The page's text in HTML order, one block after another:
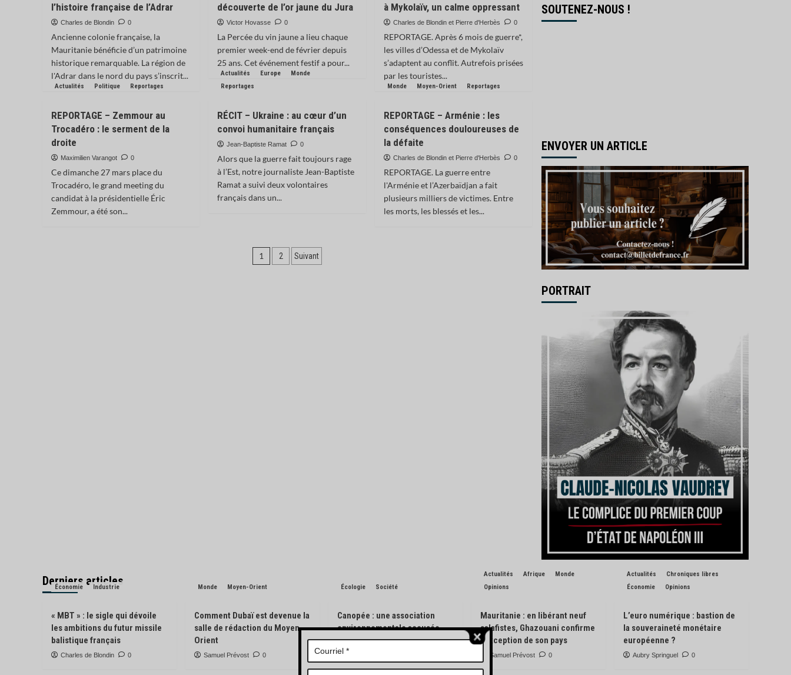
l’histoire française de l’Adrar
Charles de Blondin 0
Ancienne colonie française, la
Mauritanie bénéficie d’un patrimoine
historique remarquable. La région de
l'Adrar dans le nord du pays s’inscrit...
découverte de l’or jaune du Jura
Victor Hovasse 0
La Percée du vin jaune a lieu chaque
premier week-end de février depuis
25 ans. Cet événement festif a pour...
à Mykolaïv, un calme oppressant
Charles de Blondin et Pierre d'Herbès 0
REPORTAGE. Après 6 mois de guerre*,
les villes d’Odessa et de Mykolaïv
s’adaptent au conflit. Autrefois prisées
par les touristes...
Actualités Politique Reportages
REPORTAGE – Zemmour au
Trocadéro : le serment de la
droite
Maximilien Varangot 0
Ce dimanche 27 mars place du
Trocadéro, le grand meeting du
candidat à la présidentielle Éric
Zemmour, a été son...
Actualités Europe
Monde
Reportages
RÉCIT – Ukraine : au cœur d’un
convoi humanitaire français
Jean-Baptiste Ramat 0
Alors que la guerre fait toujours rage
à l’Est, notre journaliste Jean-Baptiste
Ramat a suivi deux volontaires
français dans un...
Monde Moyen-Orient Reportages
REPORTAGE – Arménie : les
conséquences douloureuses de
la défaite
Charles de Blondin et Pierre d'Herbès 0
REPORTAGE. La guerre entre
l'Arménie et l’Azerbaïdjan a fait
plusieurs milliers de victimes. Entre
les morts, les blessés et les...
Pagination
1 2 Suivant
SOUTENEZ-NOUS !
ENVOYER UN ARTICLE
PORTRAIT
Derniers articles
Économie Industrie
« MBT » : le sigle qui dévoile
les ambitions du futur missile
balistique français
Charles de Blondin 0
Monde Moyen-Orient
Comment Dubaï est devenue la
salle de rédaction du Moyen-
Orient
Samuel Prévost 0
Écologie Société
Canopée : une association
environnementale accusée
d’avoir pisté des engins
forestiers
Charles de Blondin 0
Actualités Afrique
Monde
Opinions
Mauritanie : en libérant neuf
salafistes, Ghazouani confirme
l’exception de son pays
Samuel Prévost 0
Actualités
Chroniques libres
Économie
Opinions
L’euro numérique : bastion de
la souveraineté monétaire
européenne ?
Aubry Springuel 0